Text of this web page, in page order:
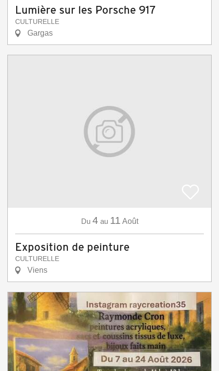
Lumière sur les Porsche 917
CULTURELLE
Gargas
Du 4 au 11 Août
Exposition de peinture
CULTURELLE
Viens